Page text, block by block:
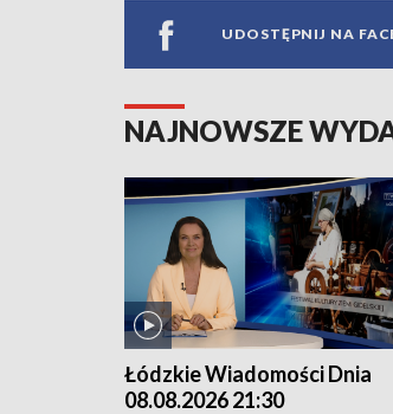
UDOSTĘPNIJ NA
NAJNOWSZE
Łódzkie Wiadomości Dnia
08.08.2026 21:30